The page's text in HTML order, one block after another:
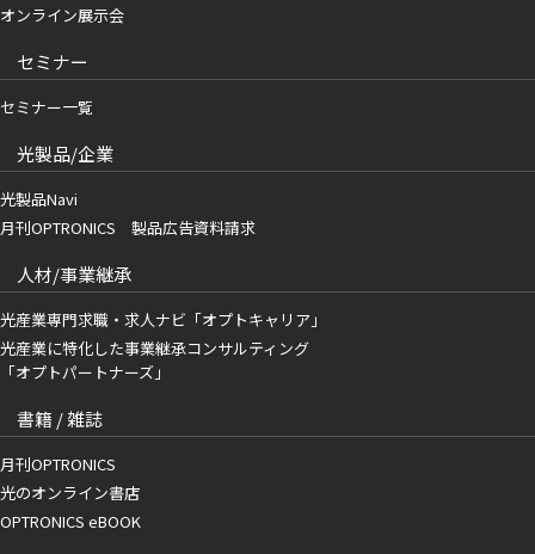
オンライン展示会
セミナー
セミナー一覧
光製品/企業
光製品Navi
月刊OPTRONICS 製品広告資料請求
人材/事業継承
光産業専門求職・求人ナビ「オプトキャリア」
光産業に特化した事業継承コンサルティング
「オプトパートナーズ」
書籍 / 雑誌
月刊OPTRONICS
光のオンライン書店
OPTRONICS eBOOK